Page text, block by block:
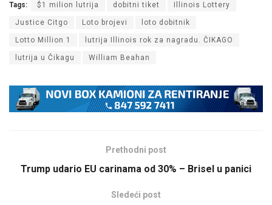
Tags: $1 milion lutrija dobitni tiket Illinois Lottery
Justice Citgo Loto brojevi loto dobitnik
Lotto Million 1 lutrija Illinois rok za nagradu. ČIKAGO
lutrija u Čikagu William Beahan
Prethodni post
Trump udario EU carinama od 30% – Brisel u panici
Sledeći post